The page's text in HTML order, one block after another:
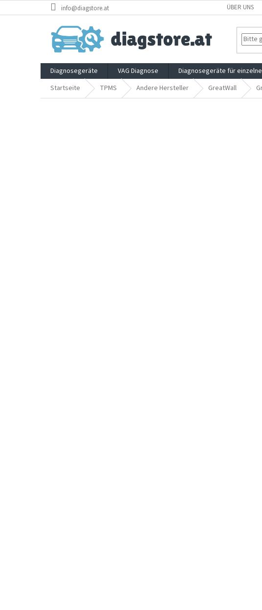
Inhalt
info@diagstore.at ÜBER UNS
Diagnosegeräte VAG Diagnose Diagnosegeräte für
Startseite
TPMS Andere Hersteller GreatWall